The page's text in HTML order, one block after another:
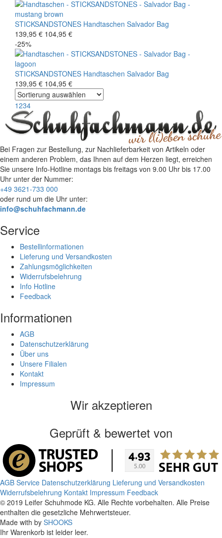
STICKSANDSTONES Handtaschen Salvador Bag
139,95 € 104,95 €
-25%
STICKSANDSTONES Handtaschen Salvador Bag
139,95 € 104,95 €
1234
Bei Fragen zur Bestellung, zur Nachlieferbarkeit von Artikeln oder
einem anderen Problem, das Ihnen auf dem Herzen liegt, erreichen
Sie unsere Info-Hotline montags bis freitags von 9.00 Uhr bis 17.00
Uhr unter der Nummer:
+49 3621-733 000
oder rund um die Uhr unter:
info@schuhfachmann.de
Service
Bestellinformationen
Lieferung und Versandkosten
Zahlungsmöglichkeiten
Widerrufsbelehrung
Info Hotline
Feedback
Informationen
AGB
Datenschutzerklärung
Über uns
Unsere Filialen
Kontakt
Impressum
Wir akzeptieren
Geprüft & bewertet von
AGB Service Datenschutzerklärung Lieferung und Versandkosten
Widerrufsbelehrung Kontakt Impressum Feedback
© 2019 Leifer Schuhmode KG. Alle Rechte vorbehalten. Alle Preise
enthalten die gesetzliche Mehrwertsteuer.
Made with by SHOOKS
Ihr Warenkorb ist leider leer.